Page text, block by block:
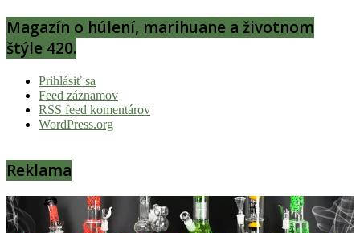
Magazín o húlení, marihuane a životnom
štýle 420.
Prihlásiť sa
Feed záznamov
RSS feed komentárov
WordPress.org
Reklama